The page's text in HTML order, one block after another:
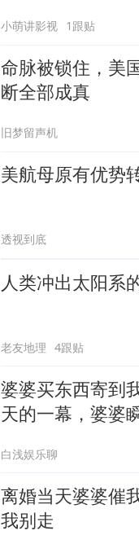
小萌讲影视 1跟贴
命脉被锁住，美
断全部成真
旧梦留声机
美航母原有优势
透视到底
人类冲出太阳系
老友地理 4跟贴
婆婆买东西寄到
天的一幕，婆婆
白浅娱乐聊
离婚当天婆婆催
我别走